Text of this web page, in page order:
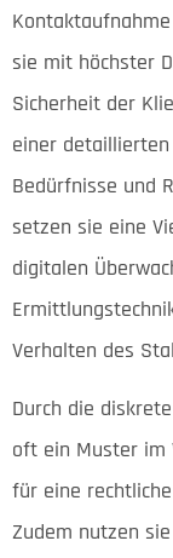
sie mit höchster
Sicherheit der
einer detaillierten
Bedürfnisse und
setzen sie eine
digitalen
Verhalten des
Durch die
oft ein Muster im
für eine
Zudem nutzen